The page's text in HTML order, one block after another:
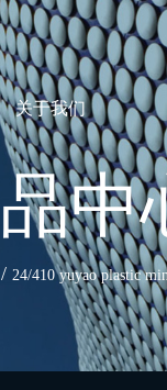
关于我们
中
/ 24/410 yuyao plastic